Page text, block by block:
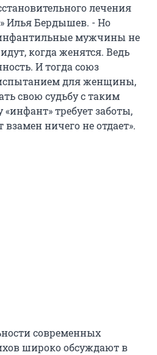
лечения
Илья Бердышев. - Но
мужчины не
когда женятся. Ведь
И тогда союз
для женщины,
свою судьбу с таким
требует заботы,
ничего не отдает».
современных
широко обсуждают в